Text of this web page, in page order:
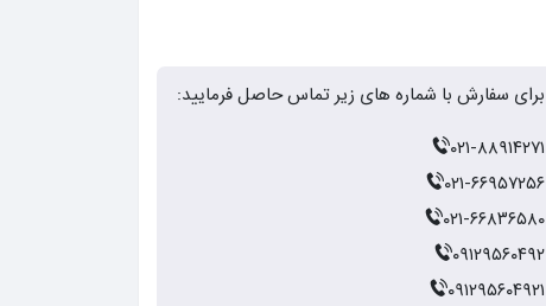
برای سفارش با شماره های زیر تماس حاصل فرمایید:
۰۲۱-۸۸۹۱۴۲۷۱
۰۲۱-۶۶۹۵۷۲۵۶
۰۲۱-۶۶۸۳۶۵۸۰
۰۹۱۲۹۵۶۰۴۹۲
۰۹۱۲۹۵۶۰۴۹۲۱